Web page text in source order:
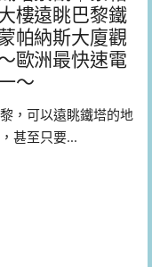
樓遠眺巴黎鐵
帕納斯大廈觀
歐洲最快速電
～
，可以遠眺鐵塔的地
甚至只要...